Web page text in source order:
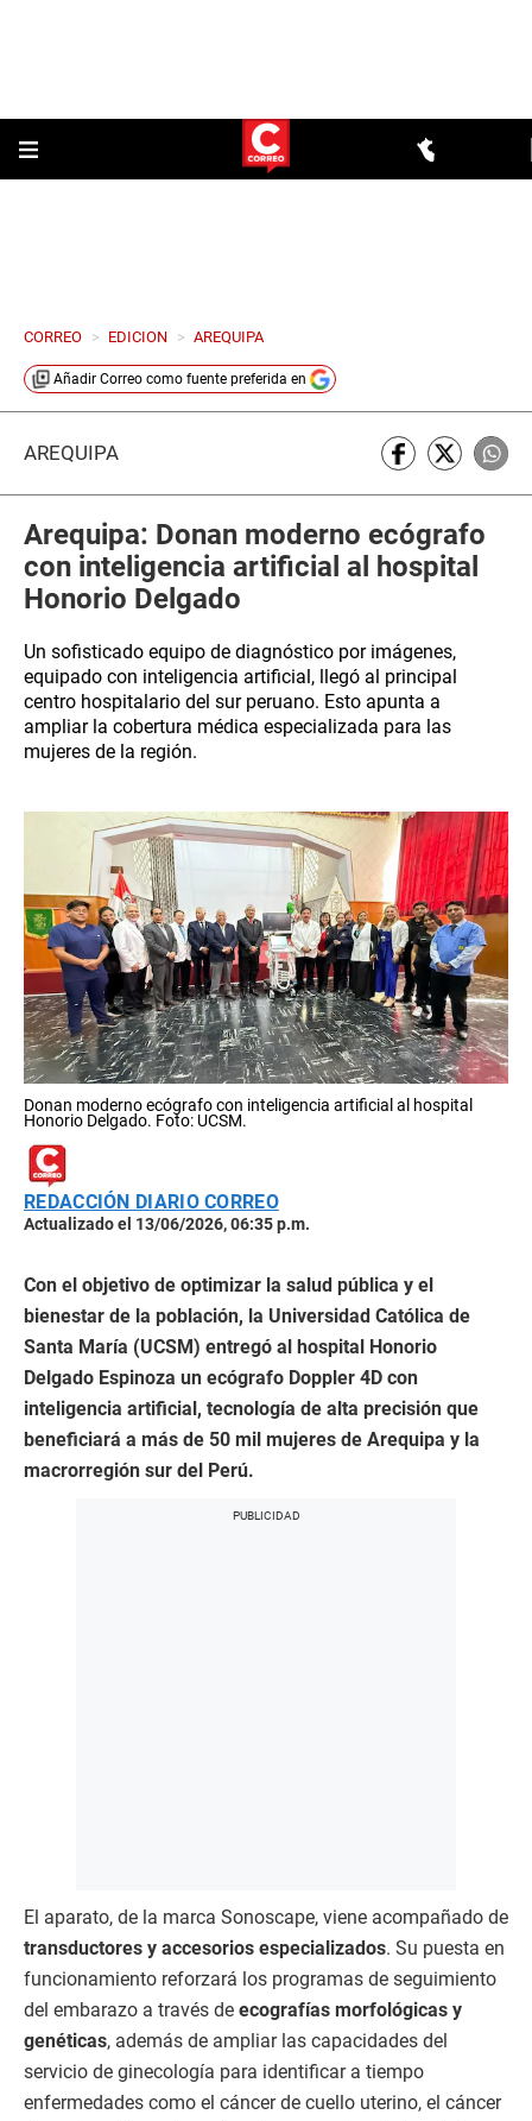
CORREO > EDICION > AREQUIPA
Añadir Correo como fuente preferida en
AREQUIPA
Arequipa: Donan moderno ecógrafo
con inteligencia artificial al hospital
Honorio Delgado
Un sofisticado equipo de diagnóstico por imágenes,
equipado con inteligencia artificial, llegó al principal
centro hospitalario del sur peruano. Esto apunta a
ampliar la cobertura médica especializada para las
mujeres de la región.
Donan moderno ecógrafo con inteligencia artificial al hospital
Honorio Delgado. Foto: UCSM.
REDACCIÓN DIARIO CORREO
Actualizado el 13/06/2026, 06:35 p.m.
Con el objetivo de optimizar la salud pública y el
bienestar de la población, la Universidad Católica de
Santa María (UCSM) entregó al hospital Honorio
Delgado Espinoza un ecógrafo Doppler 4D con
inteligencia artificial, tecnología de alta precisión que
beneficiará a más de 50 mil mujeres de Arequipa y la
macrorregión sur del Perú.
El aparato, de la marca Sonoscape, viene acompañado de
transductores y accesorios especializados. Su puesta en
funcionamiento reforzará los programas de seguimiento
del embarazo a través de ecografías morfológicas y
genéticas, además de ampliar las capacidades del
servicio de ginecología para identificar a tiempo
enfermedades como el cáncer de cuello uterino, el cáncer